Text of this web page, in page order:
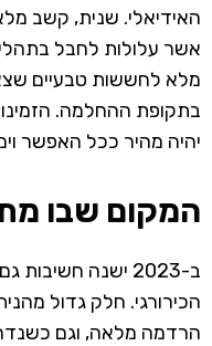
האידיאלי. שנית, קשב
אשר עלולות לחבל
מלא לחששות טבעיים
בתקופת ההחלמה.
יהיה מהיר ככל האפשר
המקום שבו
ב-2023 ישנה
הכירורגי. חלק גדול
הרדמה מלאה, וגם